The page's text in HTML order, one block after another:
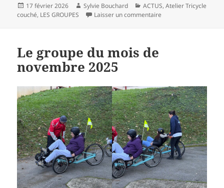
Publié
le
17 février 2026 Auteur
Sylvie Bouchard Catégories
ACTUS,Atelier Tricycle
couché, LES GROUPES Laisser un commentaire
Le groupe du mois de
novembre 2025